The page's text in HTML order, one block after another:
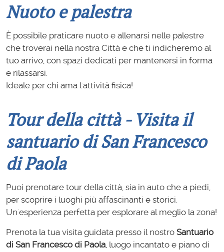
Nuoto e palestra
È possibile praticare nuoto e allenarsi nelle palestre
che troverai nella nostra Città e che ti indicheremo al
tuo arrivo, con spazi dedicati per mantenersi in forma
e rilassarsi.
Ideale per chi ama l'attività fisica!
Tour della città - Visita il
santuario di San Francesco
di Paola
Puoi prenotare tour della città, sia in auto che a piedi,
per scoprire i luoghi più affascinanti e storici.
Un'esperienza perfetta per esplorare al meglio la zona!
Prenota la tua visita guidata presso il nostro Santuario
di San Francesco di Paola, luogo incantato e piano di